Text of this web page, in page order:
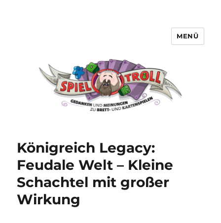
MENÜ
Königreich Legacy:
Feudale Welt – Kleine
Schachtel mit großer
Wirkung